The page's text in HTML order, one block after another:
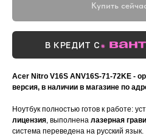
Купить
В КРЕДИТ С
Acer Nitro V16S ANV16S-71-72KE -
версия, в наличии в магазине по
Ноутбук полностью готов к работе:
лицензия, выполнена лазерная
система переведена на русский язык.